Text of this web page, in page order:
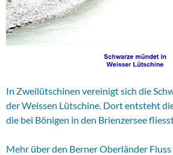
In Zweilütschinen vereinigt sich die
der Weissen Lütschine. Dort entsteht
die bei Bönigen in den Brienzersee
Mehr über den Berner Oberländer